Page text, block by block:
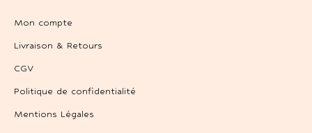
Mon compte
Livraison & Retours
CGV
Politique de confidentialité
Mentions Légales